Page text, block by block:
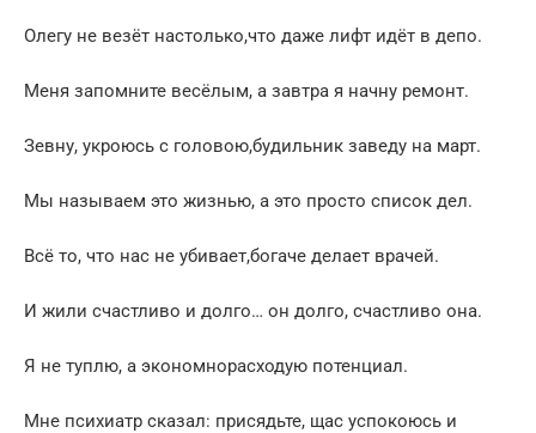
Олегу не везёт настолько,что даже лифт идёт в депо.
Меня запомните весёлым, а завтра я начну ремонт.
Зевну, укроюсь с головою,будильник заведу на март.
Мы называем это жизнью, а это просто список дел.
Всё то, что нас не убивает,богаче делает врачей.
И жили счастливо и долго… он долго, счастливо она.
Я не туплю, а экономнорасходую потенциал.
Мне психиатр сказал: присядьте, щас успокоюсь и